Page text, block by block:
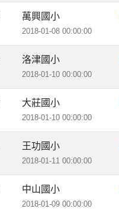
萬興國小
2018-01-08 00:00:00
洛津國小
2018-01-10 00:00:00
大莊國小
2018-01-10 00:00:00
王功國小
2018-01-11 00:00:00
中山國小
2018-01-09 00:00:00